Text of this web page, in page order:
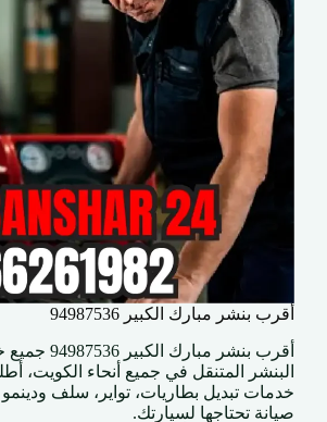
أقرب بنشر مبارك الكبير 94987536
أقرب بنشر مبارك
البنشر المتنقل في جميع أنحاء الكويت،
خدمات تبديل بطاريات، تواير، سلف ودينمو
صيانة تحتاجها لسيارتك.